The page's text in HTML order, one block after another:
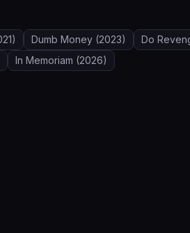
Dumb Money (2023) Do
In Memoriam (2026)